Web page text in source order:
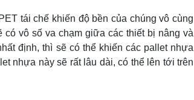
tái chế khiến độ bền của chúng vô cùng
vô số va chạm giữa các thiết bị nâng và
định, thì sẽ có thể khiến các pallet nhựa
nhựa này sẽ rất lâu dài, có thể lên tới trên